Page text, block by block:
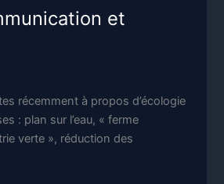
et
récemment à propos d’écologie
: plan sur l’eau, « ferme
verte », réduction des